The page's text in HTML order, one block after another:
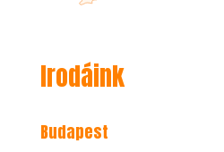
Irodáink
Budapest